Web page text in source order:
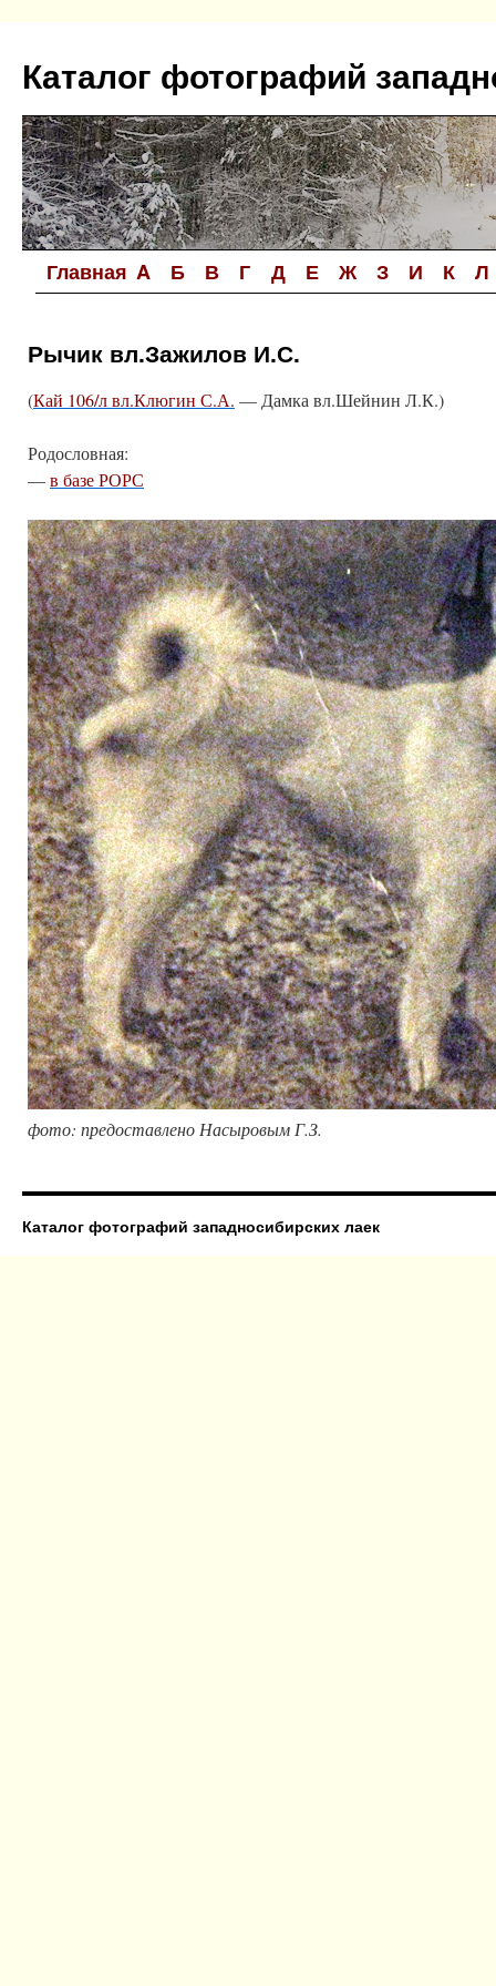
содержимому
Каталог фотографий
Главная A Б В Г Д Е Ж З И К Л
Рычик вл.Зажилов И.С.
(Кай 106/л вл.Клюгин С.А. — Дамка вл.Шейнин Л.К.)
Родословная:
—в базе РОРС
фото: предоставлено Насыровым Г.З.
Каталог фотографий западносибирских лаек